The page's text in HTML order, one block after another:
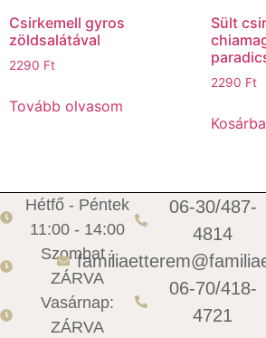
Csirkemell gyros
zöldsalátával
2290 Ft
Tovább olvasom
Sült
2290 Ft
Hétfő - Péntek
11:00 - 14:00
Szombat :
ZÁRVA
Vasárnap:
ZÁRVA
06-30/487-
4814
06-70/418-
4721